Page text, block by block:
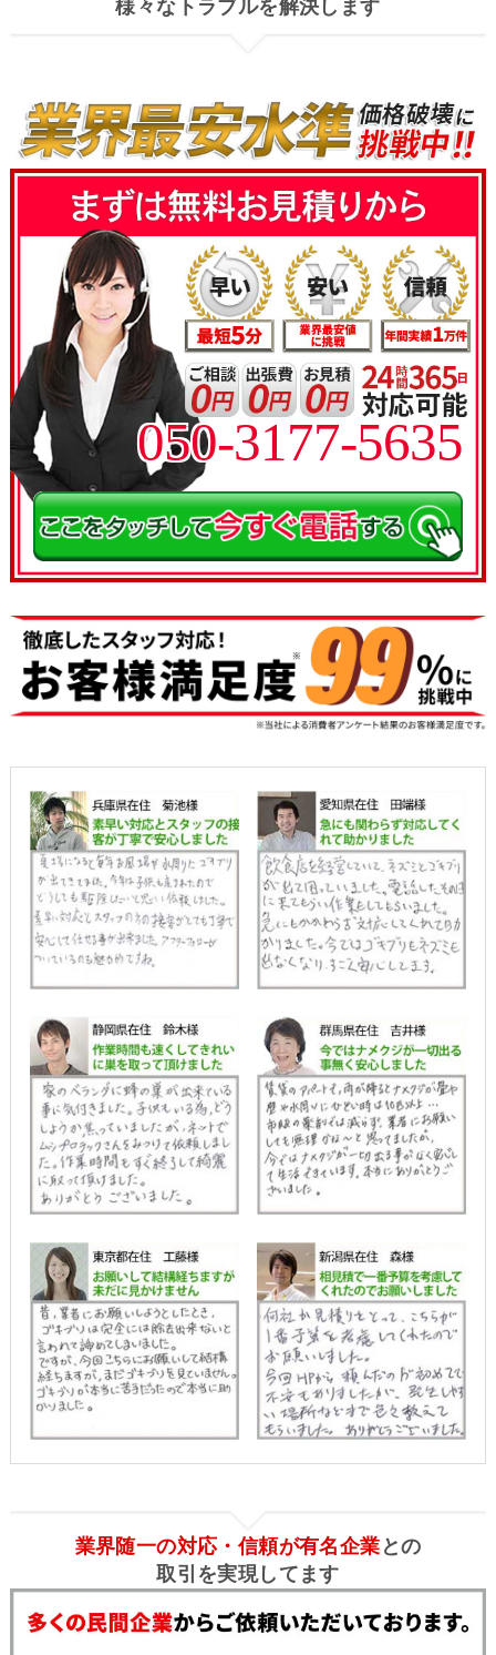
様々なトラブルを解決します
050-3177-5635
業界随一の対応・信頼が有名企業 との
取引を実現してます